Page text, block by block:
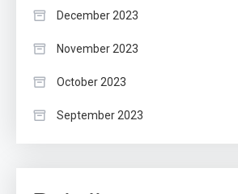
December 2023
November 2023
October 2023
September 2023